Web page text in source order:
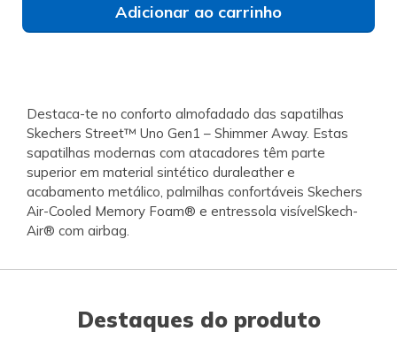
Adicionar ao carrinho
Destaca-te no conforto almofadado das sapatilhas
Skechers Street™ Uno Gen1 – Shimmer Away. Estas
sapatilhas modernas com atacadores têm parte
superior em material sintético duraleather e
acabamento metálico, palmilhas confortáveis Skechers
Air-Cooled Memory Foam® e entressola visívelSkech-
Air® com airbag.
Destaques do produto